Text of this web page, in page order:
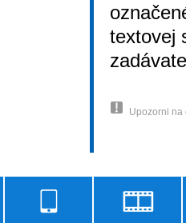
textovej
Upozorni na